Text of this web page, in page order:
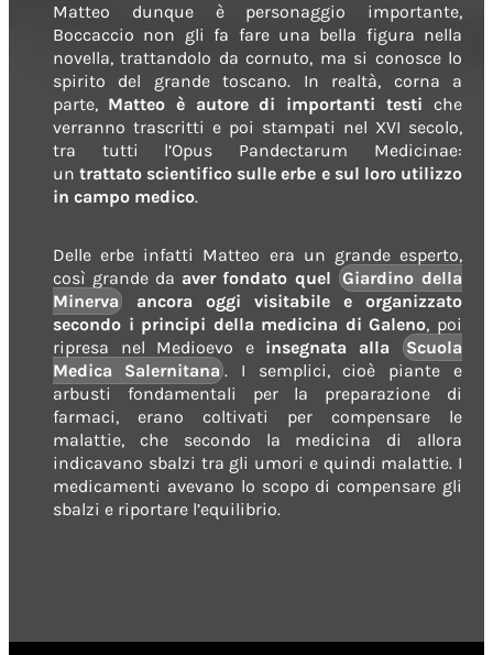
Matteo dunque è personaggio importante,
Boccaccio non gli fa fare una bella figura nella
novella, trattandolo da cornuto, ma si conosce lo
spirito del grande toscano. In realtà, corna a
parte, Matteo è autore di importanti testi che
verranno trascritti e poi stampati nel XVI secolo,
tra tutti l’Opus Pandectarum Medicinae:
un trattato scientifico sulle erbe e sul loro utilizzo
in campo medico.
Delle erbe infatti Matteo era un grande esperto,
così grande da aver fondato quel Giardino della
Minerva
ancora oggi visitabile e organizzato
secondo i principi della medicina di Galeno, poi
ripresa nel Medioevo e insegnata alla
Scuola
Medica Salernitana . I semplici, cioè piante e
arbusti fondamentali per la preparazione di
farmaci, erano coltivati per compensare le
malattie, che secondo la medicina di allora
indicavano sbalzi tra gli umori e quindi malattie. I
medicamenti avevano lo scopo di compensare gli
sbalzi e riportare l’equilibrio.